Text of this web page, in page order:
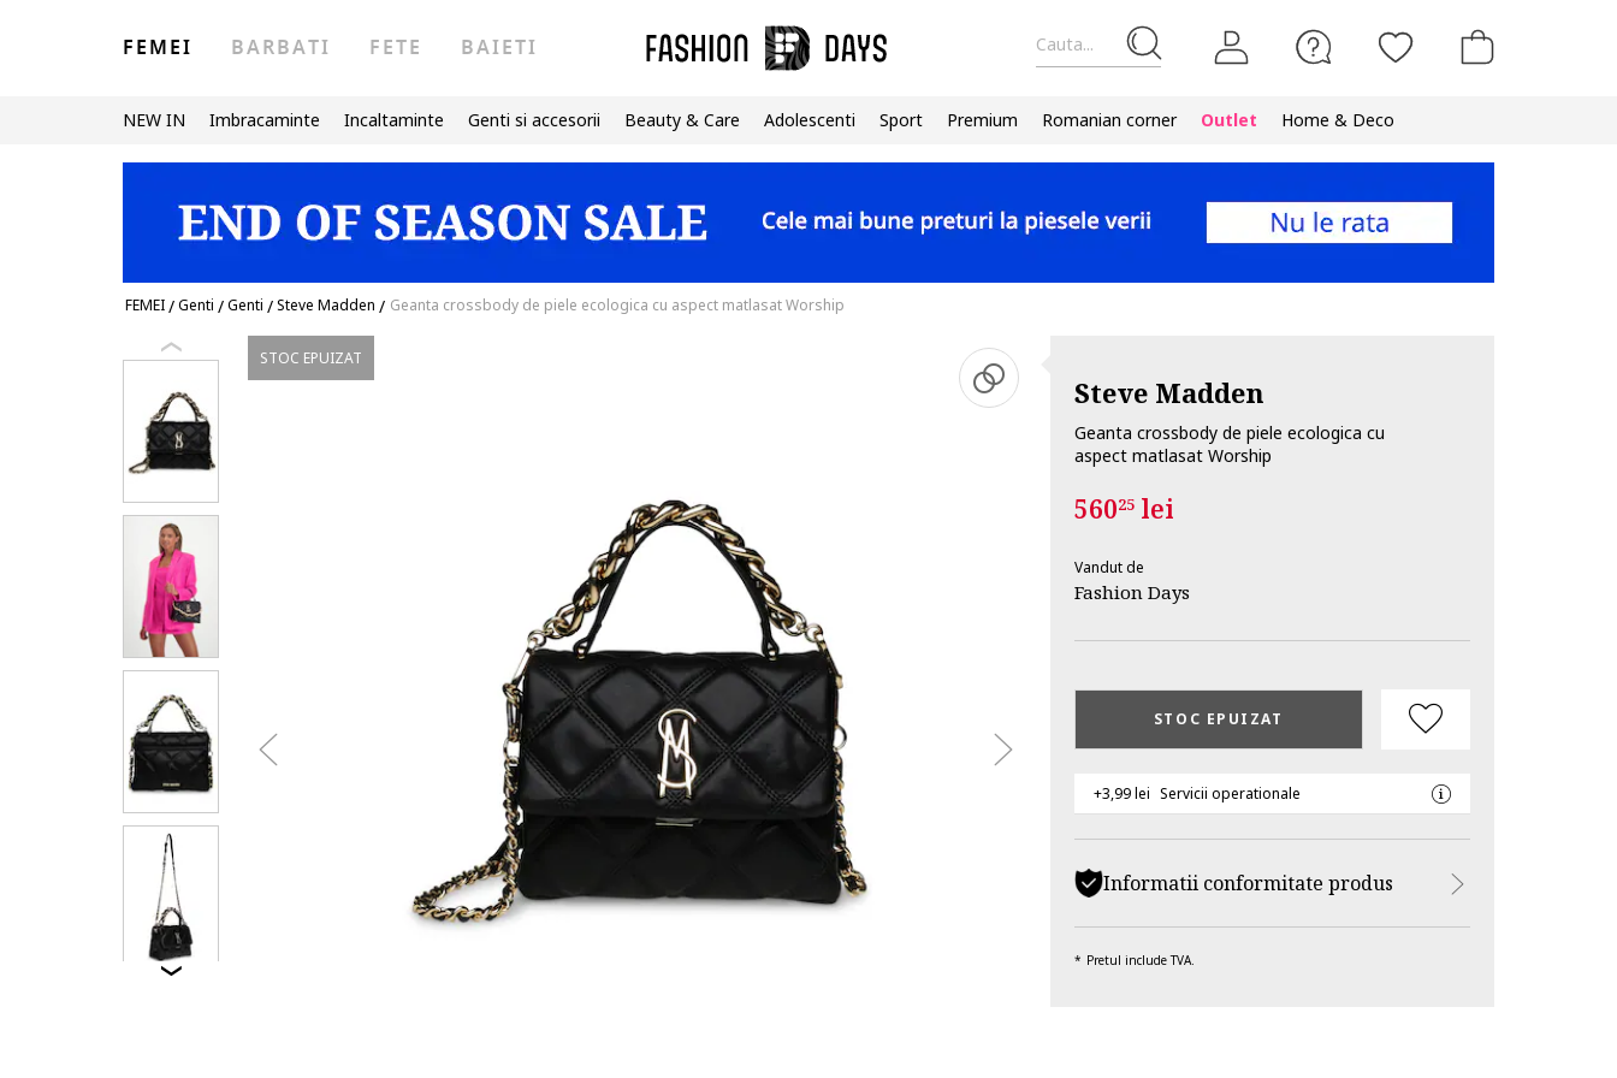
Cauta...
FEMEI BARBATI FETE BAIETI
NEW IN Imbracaminte Incaltaminte Genti si accesorii Beauty & Care Adolescenti Sport Premium Romanian corner Outlet Home & Deco
FEMEI/Genti /Genti /Steve Madden / Geanta crossbody de piele ecologica cu aspect matlasat Worship
STOC EPUIZAT
Steve Madden
Geanta crossbody de piele ecologica cu
aspect matlasat Worship
56025lei
Vandut de
Fashion Days
STOC EPUIZAT
+3,99 lei Servicii operationale
Informatii conformitate produs
Pretul include TVA.